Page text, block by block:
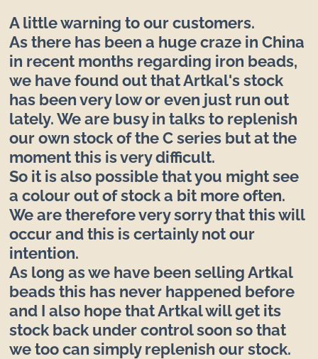
A little warning to our customers.
As there has been a huge craze in China
in recent months regarding iron beads,
we have found out that Artkal's stock
has been very low or even just run out
lately. We are busy in talks to replenish
our own stock of the C series but at the
moment this is very difficult.
So it is also possible that you might see
a colour out of stock a bit more often.
We are therefore very sorry that this will
occur and this is certainly not our
intention.
As long as we have been selling Artkal
beads this has never happened before
and I also hope that Artkal will get its
stock back under control soon so that
we too can simply replenish our stock.